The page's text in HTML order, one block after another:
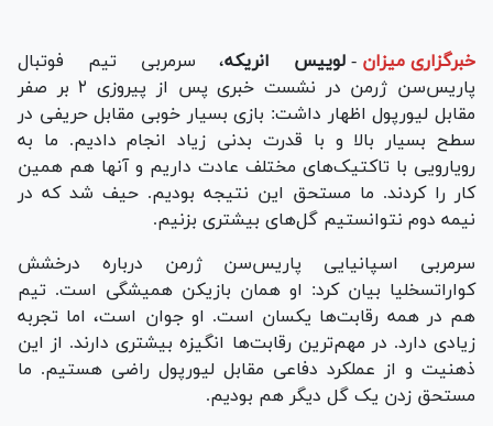
خبرگزاری میزان - لوییس انریکه، سرمربی تیم فوتبال
پاریس‌سن ژرمن در نشست خبری پس از پیروزی ۲ بر صفر
مقابل لیورپول اظهار داشت: بازی بسیار خوبی مقابل حریفی در
سطح بسیار بالا و با قدرت بدنی زیاد انجام دادیم. ما به
رویارویی با تاکتیک‌های مختلف عادت داریم و آنها هم همین
کار را کردند. ما مستحق این نتیجه بودیم. حیف شد که در
نیمه دوم نتوانستیم گل‌های بیشتری بزنیم.
سرمربی اسپانیایی پاریس‌سن ژرمن درباره درخشش
کواراتسخلیا بیان کرد: او همان بازیکن همیشگی است. تیم
هم در همه رقابت‌ها یکسان است. او جوان است، اما تجربه
زیادی دارد. در مهم‌ترین رقابت‌ها انگیزه بیشتری دارند. از این
ذهنیت و از عملکرد دفاعی مقابل لیورپول راضی هستیم. ما
مستحق زدن یک گل دیگر هم بودیم.